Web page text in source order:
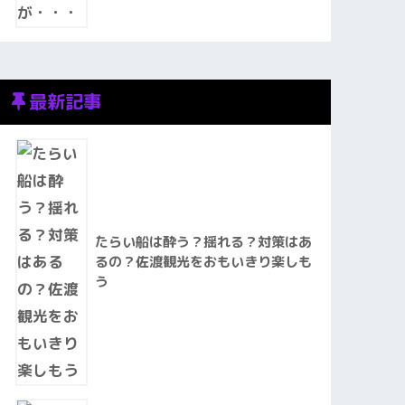
最新記事
たらい船は酔う？揺れる？対策はあ
るの？佐渡観光をおもいきり楽しも
う